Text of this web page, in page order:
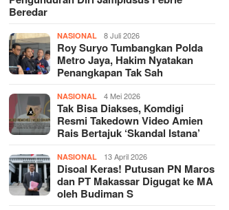
Beredar
NASIONAL 8 Juli 2026
Roy Suryo Tumbangkan Polda
Metro Jaya, Hakim Nyatakan
Penangkapan Tak Sah
NASIONAL 4 Mei 2026
Tak Bisa Diakses, Komdigi
Resmi Takedown Video Amien
Rais Bertajuk ‘Skandal Istana’
NASIONAL 13 April 2026
Disoal Keras! Putusan PN Maros
dan PT Makassar Digugat ke MA
oleh Budiman S